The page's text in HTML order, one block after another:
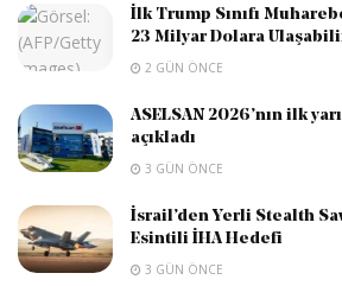
İlk Trump Sınıfı
23 Milyar Dolara
2 GÜN ÖNCE
ASELSAN 2026’nın ilk
açıkladı
3 GÜN ÖNCE
İsrail’den Yerli Stealth
Esintili İHA Hedefi
3 GÜN ÖNCE